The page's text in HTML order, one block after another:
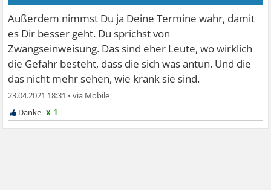
Außerdem nimmst Du ja Deine Termine wahr, damit
es Dir besser geht. Du sprichst von
Zwangseinweisung. Das sind eher Leute, wo wirklich
die Gefahr besteht, dass die sich was antun. Und die
das nicht mehr sehen, wie krank sie sind.
23.04.2021 18:31 •
x 1